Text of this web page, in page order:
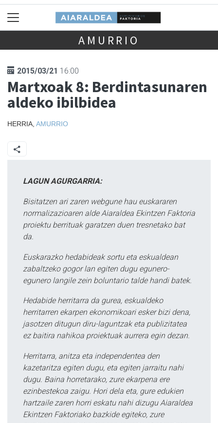
AMURRIO
2015/03/21 16:00
Martxoak 8: Berdintasunaren
aldeko ibilbidea
HERRIA, AMURRIO
LAGUN AGURGARRIA:
Bisitatzen ari zaren webgune hau euskararen
normalizazioaren alde Aiaraldea Ekintzen Faktoria
proiektu berrituak garatzen duen tresnetako bat
da.
Euskarazko hedabideak sortu eta eskualdean
zabaltzeko gogor lan egiten dugu egunero-
egunero langile zein boluntario talde handi batek.
Hedabide herritarra da gurea, eskualdeko
herritarren ekarpen ekonomikoari esker bizi dena,
jasotzen ditugun diru-laguntzak eta publizitatea
ez baitira nahikoa proiektuak aurrera egin dezan.
Herritarra, anitza eta independentea den
kazetaritza egiten dugu, eta egiten jarraitu nahi
dugu. Baina horretarako, zure ekarpena ere
ezinbestekoa zaigu. Hori dela eta, gure edukien
hartzaile zaren horri eskatu nahi dizugu Aiaraldea
Ekintzen Faktoriako bazkide egiteko, zure